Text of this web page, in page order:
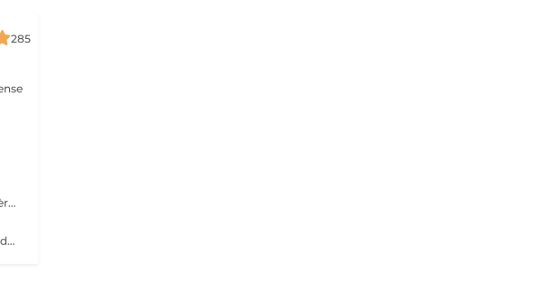
285
Des cadeaux qui font toujours plaisir À Noël, pour la Fête des Mères, des Pères, des Grands-Mères, la Saint-Valentin, un anniversaire ou simplement pour faire plaisir : les bons cadeaux OXYZEN sont l'attention idéale. Offrez à vos proches une véritable expérience de bien-être inoubliable. * Vous pouvez acheter vos bons cadeaux directement en ligne sur Salonkee, de façon simple et sécurisée. * Vous pouvez également les commander via notre site internet : https://www.oxyzen.lu Sur notre site, vous avez la possibilité de recevoir un bon cadeau personnalisé, prêt à être imprimé, utilisable immédiatement. Nos bons cadeaux sont valides 1 an à compter de leur date d'achat. Ils peuvent être envoyés par courrier à l'adresse de votre choix ou reçus par mail immédiatement après validation de votre achat . Et si vous préférez le contact direct, il est aussi possible de venir les récupérer en mains propres sur rendez-vous.
Irrigation du côlon - votre bien-être intérieur Le côlon est notre deuxième cerveau : pour une véritable harmonie, il est essentiel de prendre soin à la fois de son mental et de sa digestion. Une séance se déroule en deux temps : - Un échange personnalisé sur votre hygiène de vie, afin de vous donner des conseils alimentaires adaptés.( + ou - 30 minutes) - La séance d'irrigation ( + ou - 45 minutes), réalisée en douceur avec un appareil spécialisé, pour purifier et régénérer votre système digestif. Bienfaits : * Soulage ballonnements et lourdeurs * Améliore le transit * Élimine gaz et fermentations * Favorise une flore intestinale équilibrée * Apporte légèreté, vitalité et détente L'extérieur reflète l'intérieur : une peau lumineuse et un bien-être visible commencent par un côlon équilibré. Pour plus d'informations, consultez notre site : https://www.oxyzen.lu/massages/irrigation-du-colon.html